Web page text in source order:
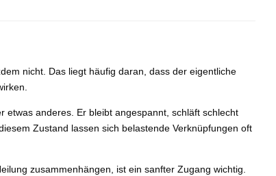
nicht. Das liegt häufig daran, dass der eigentliche
etwas anderes. Er bleibt angespannt, schläft schlecht
Zustand lassen sich belastende Verknüpfungen oft
zusammenhängen, ist ein sanfter Zugang wichtig.